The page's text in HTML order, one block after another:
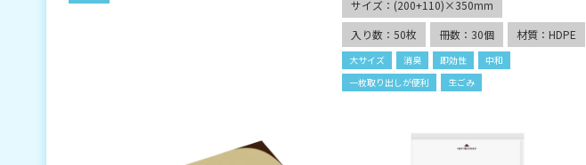
サイズ：(200+110)×350mm
入り数：50枚
冊数：30個 材質：HDPE
大サイズ 消臭 即効性
中和
一枚取り出しが便利
生ごみ